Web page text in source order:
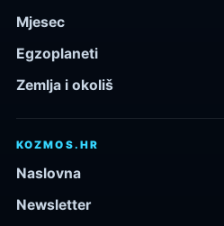
Mjesec
Egzoplaneti
Zemlja i okoliš
KOZMOS.HR
Naslovna
Newsletter